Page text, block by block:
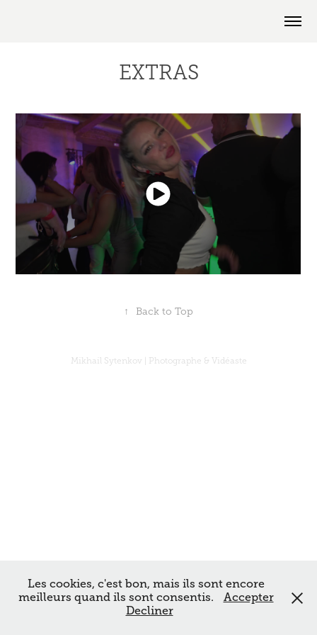
EXTRAS
↑ Back to Top
Mikhail Sytenkov | Photographe & Vidéaste
Les cookies, c'est bon, mais ils sont encore
meilleurs quand ils sont consentis.
Accepter
Decliner